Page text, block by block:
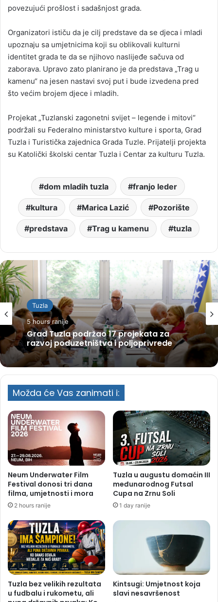
povezujući prošlost i sadašnjost grada.
Organizatori ističu da je cilj predstave da se djeca i mladi
upoznaju sa umjetnicima koji su oblikovali kulturni
identitet grada te da se njihovo naslijeđe sačuva od
zaborava. Upravo zato planirano je da predstava „Trag u
kamenu“ na jesen nastavi svoj put i bude izvedena pred
što većim brojem djece i mladih.
Projekat „Tuzlanski zagonetni svijet – legende i mitovi“
podržali su Federalno ministarstvo kulture i sporta, Grad
Tuzla i Turistička zajednica Grada Tuzle. Prijatelji projekta
su Katolički školski centar Tuzla i Centar za kulturu Tuzla.
dom mladih tuzla franjo leder
kultura Marica Lazić Pozorište
predstava Trag u kamenu tuzla
Tuzla
5 hours ranije
Grad Tuzla podržao 17 projekata za
razvoj poduzetništva i poljoprivrede
Možda će Vas zanimati i:
Neum Underwater Film
Festival donosi tri dana
filma, umjetnosti i mora
2 hours ranije
Tuzla u augustu domaćin III
međunarodnog Futsal
Cupa na Zrnu Soli
1 day ranije
Tuzla bez velikih rezultata
u fudbalu i rukometu, ali
Kintsugi: Umjetnost koja
slavi nesavršenost